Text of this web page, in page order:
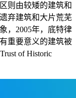
则由较矮的建筑和
弃建筑和大片荒芜
，2005年，底特律
重要意义的建筑被
of Historic